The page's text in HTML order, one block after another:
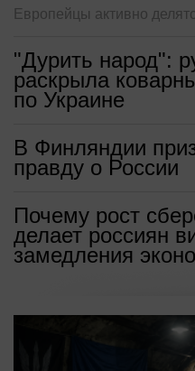
Европейцы активно
"Дурить народ":
раскрыла
по Украине
В Финляндии
правду о России
Почему рост
делает россиян
замедления